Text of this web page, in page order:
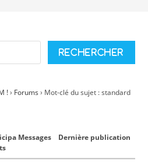
! › Forums › Mot-clé du sujet : standard
Messages Dernière publication